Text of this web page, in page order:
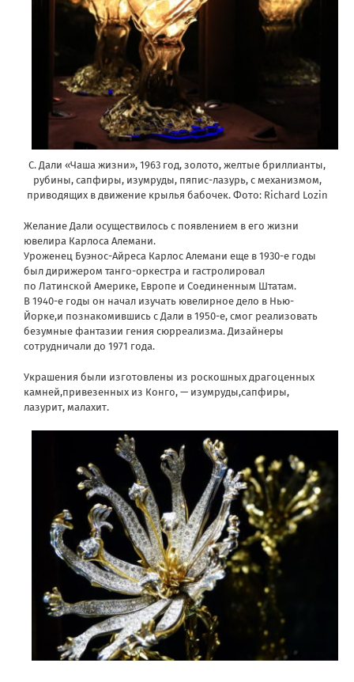
С. Дали «Чаша жизни», 1963 год, золото, желтые бриллианты,
рубины, сапфиры, изумруды, пяпис-лазурь, с механизмом,
приводящих в движение крылья бабочек. Фото: Richard Lozin
Желание Дали осуществилось с появлением в его жизни
ювелира Карлоса Алемани.
Уроженец Буэнос-Айреса Карлос Алемани еще в 1930-е годы
был дирижером танго-оркестра и гастролировал
по Латинской Америке, Европе и Соединенным Штатам.
В 1940-е годы он начал изучать ювелирное дело в Нью-
Йорке,и познакомившись с Дали в 1950-е, смог реализовать
безумные фантазии гения сюрреализма. Дизайнеры
сотрудничали до 1971 года.
Украшения были изготовлены из роскошных драгоценных
камней,привезенных из Конго, — изумруды,сапфиры,
лазурит, малахит.